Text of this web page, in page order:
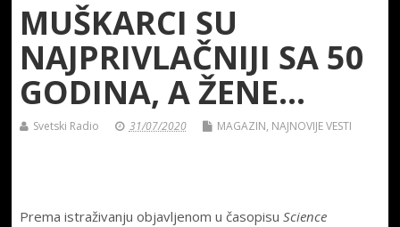
MUŠKARCI SU
NAJPRIVLAČNIJI SA 50
GODINA, A ŽENE…
Svetski Radio 31/07/2020 MAGAZIN, NAJNOVIJE VESTI
Prema istraživanju objavljenom u časopisu Science